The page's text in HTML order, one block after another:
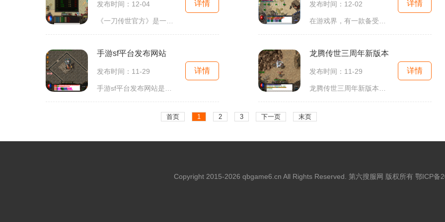
发布时间：12-04 详情 发布时间：12-02 详情
手游sf平台发布网站
发布时间：11-29 详情
龙腾传世三周年新版本
发布时间：11-29 详情
首页 1 2 3 下一页 末页
Copyright 2015-2026 qbgame6.cn All Rights Reserved. 第六搜服网 版权所有 鄂ICP备